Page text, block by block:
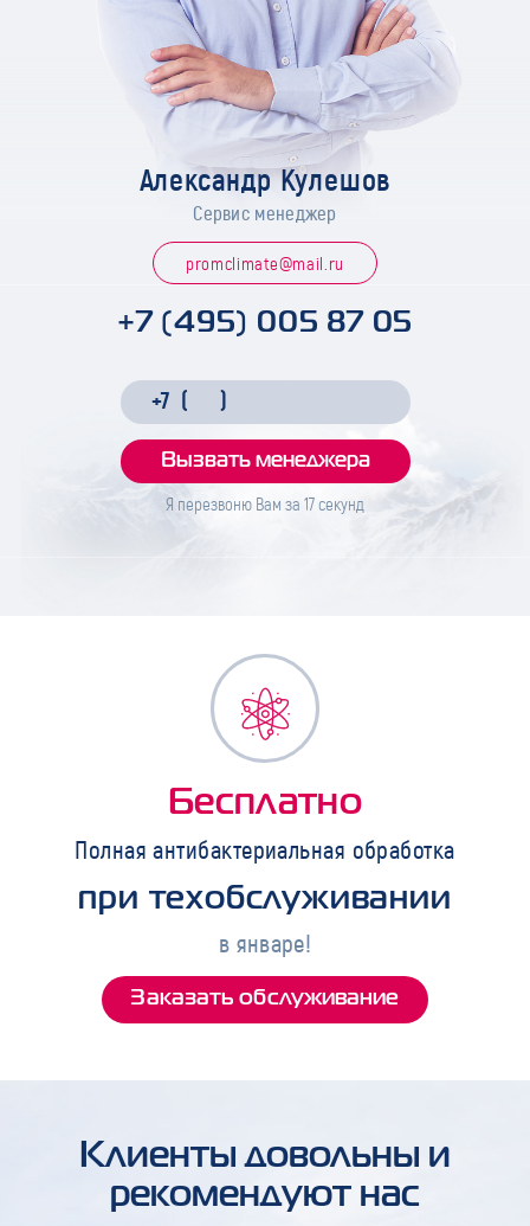
Александр Кулешов
Сервис менеджер
promclimate@mail.ru
+7 (495) 005 87 05
Я перезвоню Вам за 17секунд
Бесплатно
Полная антибактериальная обработка
при техобслуживании
в январе!
Заказать обслуживание
Клиенты довольны и
рекомендуют нас